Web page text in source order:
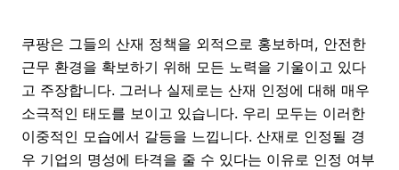
쿠팡은 그들의 산재 정책을 외적으로 홍보하며, 안전한
근무 환경을 확보하기 위해 모든 노력을 기울이고 있다
고 주장합니다. 그러나 실제로는 산재 인정에 대해 매우
소극적인 태도를 보이고 있습니다. 우리 모두는 이러한
이중적인 모습에서 갈등을 느낍니다. 산재로 인정될 경
우 기업의 명성에 타격을 줄 수 있다는 이유로 인정 여부